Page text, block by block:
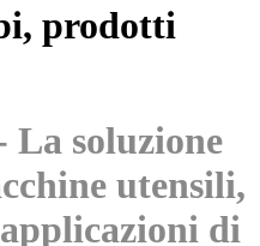
prodotti
soluzione
utensili,
di